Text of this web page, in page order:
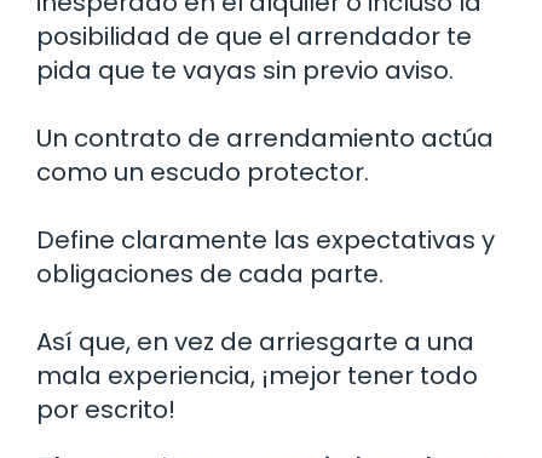
posibilidad de que el arrendador te
pida que te vayas sin previo aviso.
Un contrato de arrendamiento actúa
como un escudo protector.
Define claramente las expectativas y
obligaciones de cada parte.
Así que, en vez de arriesgarte a una
mala experiencia, ¡mejor tener todo
por escrito!